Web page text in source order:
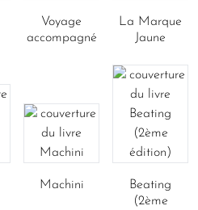
Voyage
accompagné
La Marque
Jaune
Machini
Beating
(2ème